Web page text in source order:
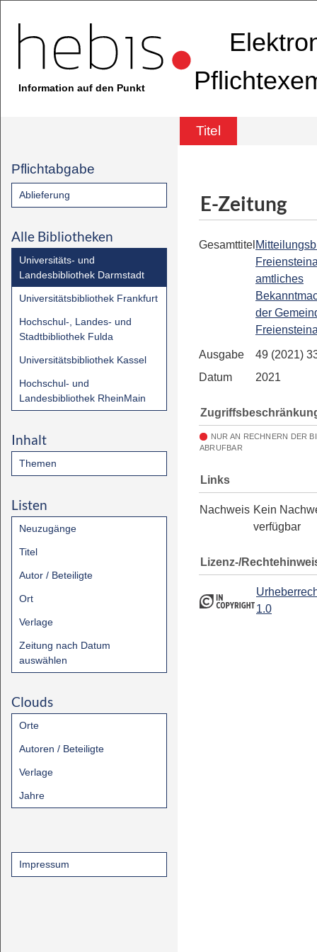
Information auf den Punkt
Titel
Pflichtabgabe
Ablieferung
Alle Bibliotheken
Universitäts- und
Landesbibliothek Darmstadt
Universitätsbibliothek Frankfurt
Hochschul-, Landes- und
Stadtbibliothek Fulda
Universitätsbibliothek Kassel
Hochschul- und
Landesbibliothek RheinMain
Inhalt
Themen
Listen
Neuzugänge
Titel
Autor / Beteiligte
Ort
Verlage
Zeitung nach Datum
auswählen
Clouds
Orte
Autoren / Beteiligte
Verlage
Jahre
Impressum
E-Zeitung
Gesamttitel
amtliches
der
Ausgabe
49 (2021)
Datum
2021
NUR AN RECHNERN DER
ABRUFBAR
Links
Nachweis Kein
verfügbar
Lizenz-/
1.0